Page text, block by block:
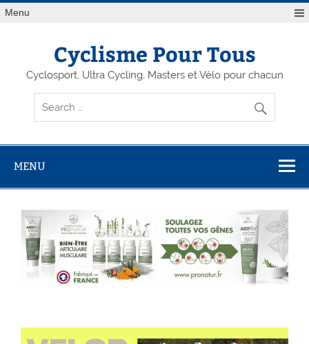
Menu
Cyclisme Pour Tous
Cyclosport, Ultra Cycling, Masters et Vélo pour chacun
MENU